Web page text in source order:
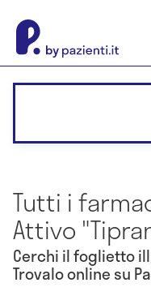
Tutti i
Attivo
Cerchi il foglietto
Trovalo online su